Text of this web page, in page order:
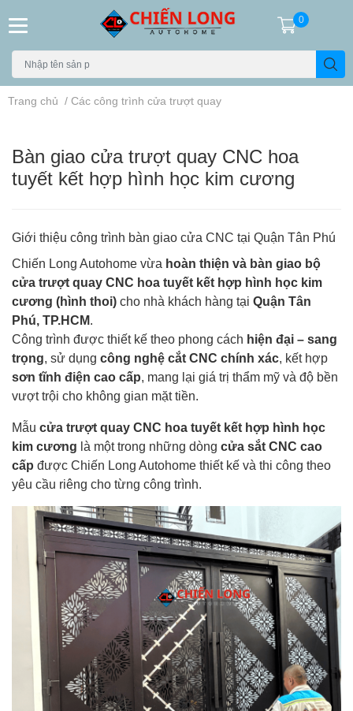
0
Trang chủ / Các công trình cửa trượt quay
Bàn giao cửa trượt quay CNC hoa
tuyết kết hợp hình học kim cương
Giới thiệu công trình bàn giao cửa CNC tại Quận Tân Phú
Chiến Long Autohome vừa hoàn thiện và bàn giao bộ
cửa trượt quay CNC hoa tuyết kết hợp hình học kim
cương (hình thoi) cho nhà khách hàng tại Quận Tân
Phú, TP.HCM.
Công trình được thiết kế theo phong cách hiện đại – sang
trọng, sử dụng công nghệ cắt CNC chính xác, kết hợp
sơn tĩnh điện cao cấp, mang lại giá trị thẩm mỹ và độ bền
vượt trội cho không gian mặt tiền.
Mẫu cửa trượt quay CNC hoa tuyết kết hợp hình học
kim cương là một trong những dòng cửa sắt CNC cao
cấp được Chiến Long Autohome thiết kế và thi công theo
yêu cầu riêng cho từng công trình.